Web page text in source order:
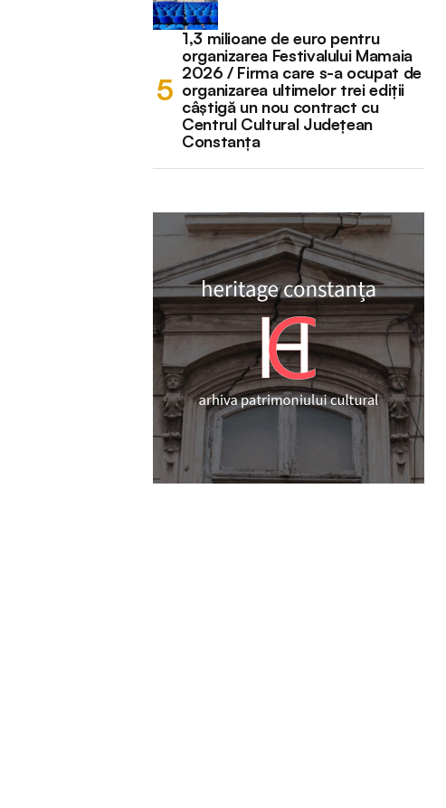
1,3 milioane de euro pentru
organizarea Festivalului Mamaia
2026 / Firma care s-a ocupat de
organizarea ultimelor trei ediții
câștigă un nou contract cu
Centrul Cultural Județean
Constanța